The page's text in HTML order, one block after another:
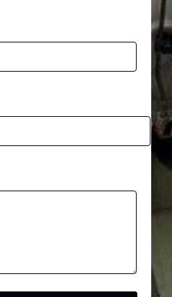
l
*